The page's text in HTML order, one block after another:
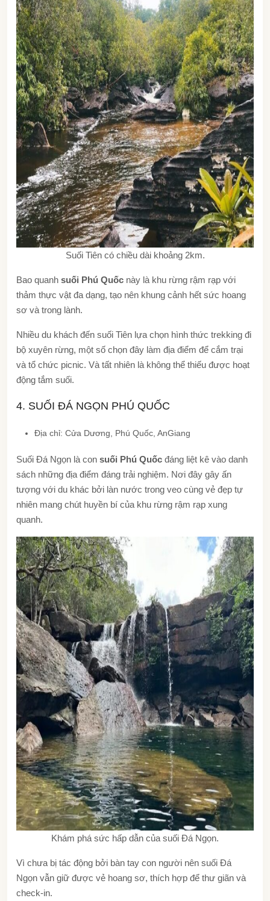
Suối Tiên có chiều dài khoảng 2km.
Bao quanh suối Phú Quốc này là khu rừng rậm rạp với
thảm thực vật đa dạng, tạo nên khung cảnh hết sức hoang
sơ và trong lành.
Nhiều du khách đến suối Tiên lựa chọn hình thức trekking đi
bộ xuyên rừng, một số chọn đây làm địa điểm để cắm trại
và tổ chức picnic. Và tất nhiên là không thể thiếu được hoạt
động tắm suối.
4. SUỐI ĐÁ NGỌN PHÚ QUỐC
Địa chỉ: Cửa Dương, Phú Quốc, AnGiang
Suối Đá Ngọn là con suối Phú Quốc đáng liệt kê vào danh
sách những địa điểm đáng trải nghiệm. Nơi đây gây ấn
tượng với du khác bởi làn nước trong veo cùng vẻ đẹp tự
nhiên mang chút huyền bí của khu rừng rậm rạp xung
quanh.
Khám phá sức hấp dẫn của suối Đá Ngọn.
Vì chưa bị tác động bởi bàn tay con người nên suối Đá
Ngọn vẫn giữ được vẻ hoang sơ, thích hợp để thư giãn và
check-in.